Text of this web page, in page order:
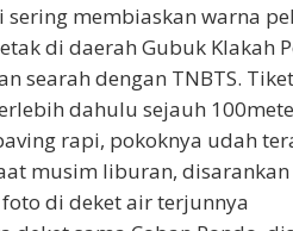
membiaskan warna
di daerah Gubuk Klakah
searah dengan TNBTS.
dahulu sejauh
rapi, pokoknya udah
musim liburan,
di deket air terjunnya